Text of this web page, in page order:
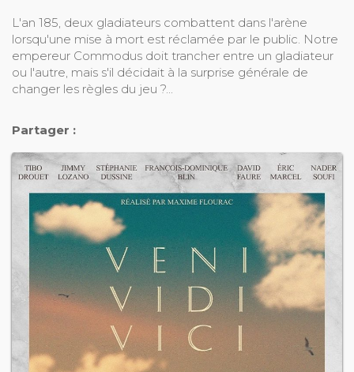
L'an 185, deux gladiateurs combattent dans l'arène
lorsqu'une mise à mort est réclamée par le public. Notre
empereur Commodus doit trancher entre un gladiateur
ou l'autre, mais s'il décidait à la surprise générale de
changer les règles du jeu ?...
Partager :